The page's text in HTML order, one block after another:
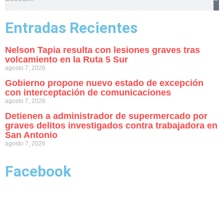
Entradas Recientes
Nelson Tapia resulta con lesiones graves tras
volcamiento en la Ruta 5 Sur
agosto 7, 2026
Gobierno propone nuevo estado de excepción
con interceptación de comunicaciones
agosto 7, 2026
Detienen a administrador de supermercado por
graves delitos investigados contra trabajadora en
San Antonio
agosto 7, 2026
Facebook